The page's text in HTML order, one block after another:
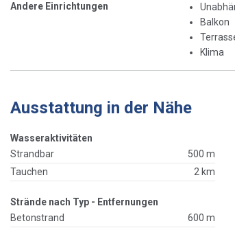
Andere Einrichtungen
Balkon
Klima
Ausstattung in der Nähe
Wasseraktivitäten
Strandbar
500 m
Tauchen
2 km
Strände nach Typ - Entfernungen
Betonstrand
600 m